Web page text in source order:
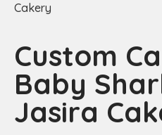
Cakery
Custom
Baby
Jasira